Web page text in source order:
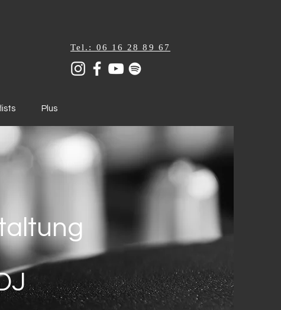
Tel.: 06 16 28 89 67
Plus